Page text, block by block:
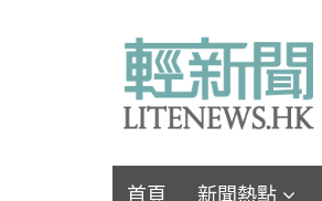
首頁 新聞熱點